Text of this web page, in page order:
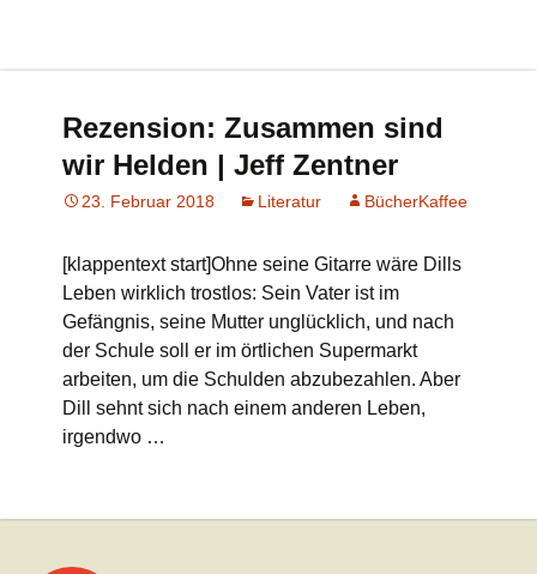
Rezension: Zusammen sind
wir Helden | Jeff Zentner
23. Februar 2018 Literatur BücherKaffee
[klappentext start]Ohne seine Gitarre wäre Dills
Leben wirklich trostlos: Sein Vater ist im
Gefängnis, seine Mutter unglücklich, und nach
der Schule soll er im örtlichen Supermarkt
arbeiten, um die Schulden abzubezahlen. Aber
Dill sehnt sich nach einem anderen Leben,
irgendwo …